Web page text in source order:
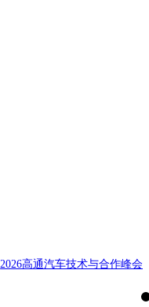
2026高通汽车技术与合作峰会